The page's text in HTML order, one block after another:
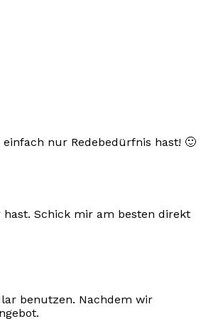
nur Redebedürfnis hast! 🙂
Schick mir am besten direkt
benutzen. Nachdem wir